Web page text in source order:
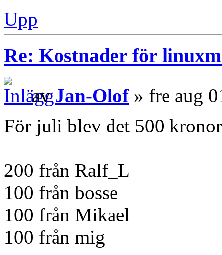
Upp
Re: Kostnader för
avJan-Olof» fre aug
För juli blev det 500
200 från Ralf_L
100 från bosse
100 från Mikael
100 från mig